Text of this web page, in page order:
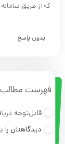
که از طریق
بدون پاسخ
فهرست مطالب
قابل‌توجه
دیدگاهتان